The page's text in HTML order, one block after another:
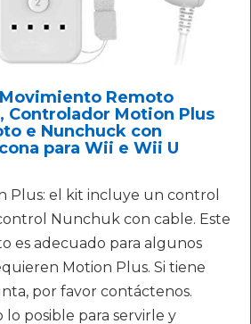
Remoto
Controlador Motion Plus
e Nunchuck con
para Wii e Wii U
Plus: el kit incluye un control
Nunchuk con cable. Este
es adecuado para algunos
Motion Plus. Si tiene
por favor contáctenos.
lo posible para servirle y